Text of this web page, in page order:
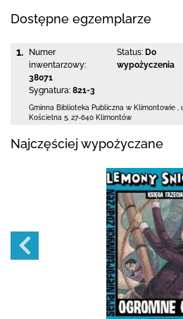
Dostępne egzemplarze
1.
Numer
inwentarzowy:
38071
Sygnatura: 821-3
Status: Do
wypożyczenia
Gminna Biblioteka Publiczna w Klimontowie
Kościelna 5 27-640 Klimontów
Najczęściej wypożyczane